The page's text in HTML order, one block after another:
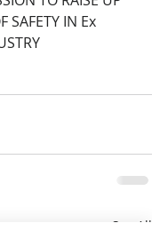
SAFETY IN Ex
See All